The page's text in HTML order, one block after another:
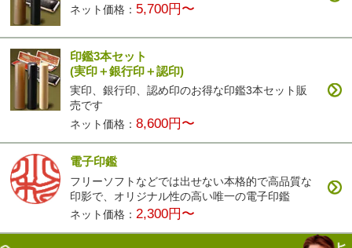
ネット価格： 5,700円〜
印鑑3本セット
(実印＋銀行印＋認印)
実印、銀行印、認め印のお得な印鑑3本セット販
売です
ネット価格：8,600円〜
電子印鑑
フリーソフトなどでは出せない本格的で高品質な
印影で、オリジナル性の高い唯一の電子印鑑
ネット価格： 2,300円〜